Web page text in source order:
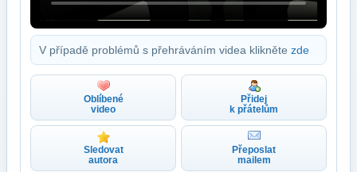
V případě problémů s přehráváním videa klikněte zde
Oblíbené
video
Přidej
k přátelům
Sledovat
autora
Přeposlat
mailem